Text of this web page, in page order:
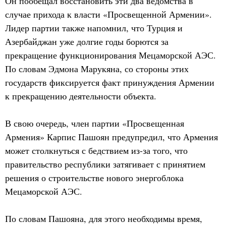
случае прихода к власти «Просвещенной Армении».
Лидер партии также напомнил, что Турция и
Азербайджан уже долгие годы борются за
прекращение функционирования Мецаморской АЭС.
По словам Эдмона Марукяна, со стороны этих
государств фиксируется факт принуждения Армении
к прекращению деятельности объекта.
В свою очередь, член партии «Просвещенная
Армения» Карпис Пашоян предупредил, что Армения
может столкнуться с бедствием из-за того, что
правительство республики затягивает с принятием
решения о строительстве нового энергоблока
Мецаморской АЭС.
По словам Пашояна, для этого необходимы время,